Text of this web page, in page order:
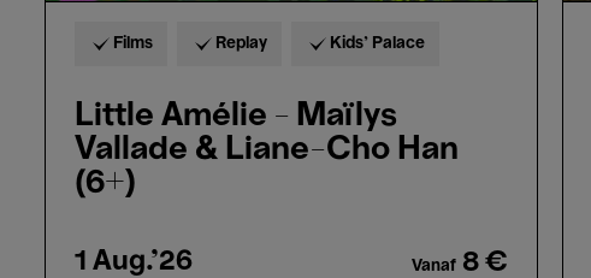
Films Replay Kids’ Palace
Little Amélie - Maïlys
Vallade & Liane-Cho Han
(6+)
1 Aug.'26 Vanaf 8 €